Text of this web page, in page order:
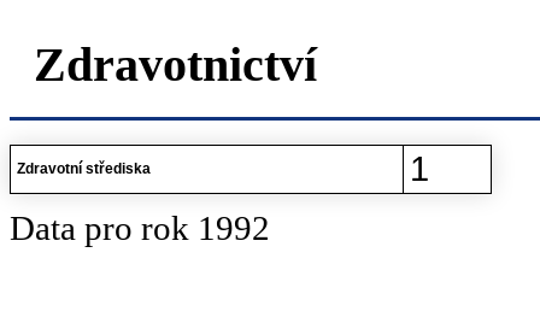
Zdravotnictví
Zdravotní střediska
1
Data pro rok 1992